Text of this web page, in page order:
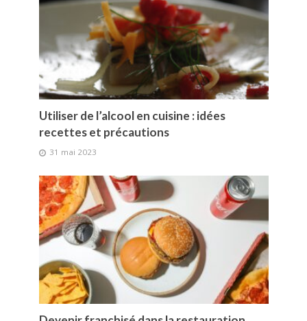
Utiliser de l’alcool en cuisine : idées
recettes et précautions
31 mai 2023